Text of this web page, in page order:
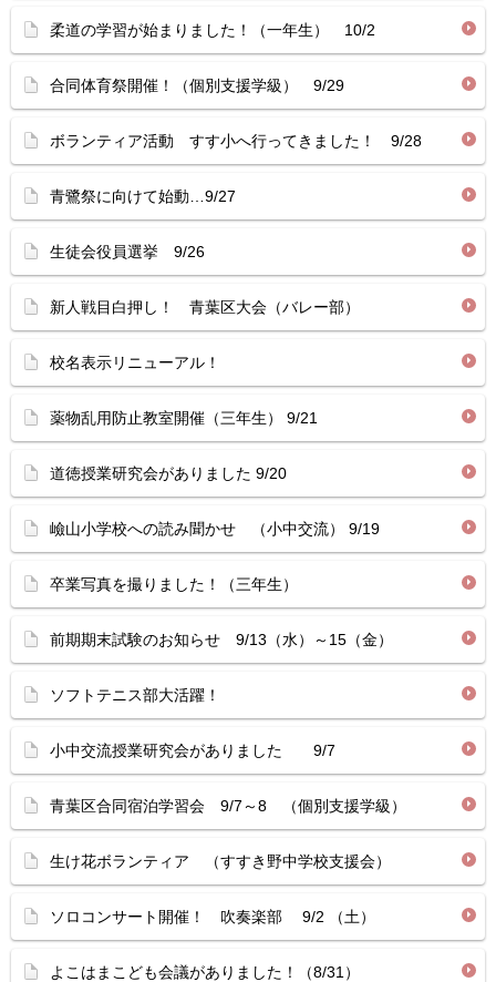
柔道の学習が始まりました！（一年生） 10/2
合同体育祭開催！（個別支援学級） 9/29
ボランティア活動 すす小へ行ってきました！ 9/28
青鷺祭に向けて始動…9/27
生徒会役員選挙 9/26
新人戦目白押し！ 青葉区大会（バレー部）
校名表示リニューアル！
薬物乱用防止教室開催（三年生） 9/21
道徳授業研究会がありました 9/20
嶮山小学校への読み聞かせ （小中交流） 9/19
卒業写真を撮りました！（三年生）
前期期末試験のお知らせ 9/13（水）～15（金）
ソフトテニス部大活躍！
小中交流授業研究会がありました 9/7
青葉区合同宿泊学習会 9/7～8 （個別支援学級）
生け花ボランティア （すすき野中学校支援会）
ソロコンサート開催！ 吹奏楽部 9/2 （土）
よこはまこども会議がありました！（8/31）